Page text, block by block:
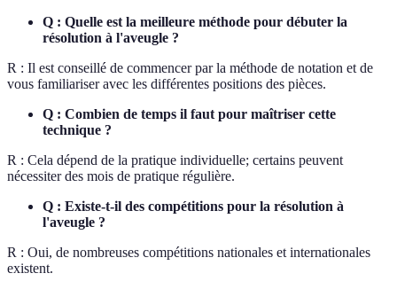
Q : Quelle est la meilleure méthode pour débuter la
résolution à l'aveugle ?
R : Il est conseillé de commencer par la méthode de notation et de
vous familiariser avec les différentes positions des pièces.
Q : Combien de temps il faut pour maîtriser cette
technique ?
R : Cela dépend de la pratique individuelle; certains peuvent
nécessiter des mois de pratique régulière.
Q : Existe-t-il des compétitions pour la résolution à
l'aveugle ?
R : Oui, de nombreuses compétitions nationales et internationales
existent.